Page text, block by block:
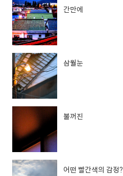
간만에
삼월눈
불꺼진
어떤 빨간색의 감정?